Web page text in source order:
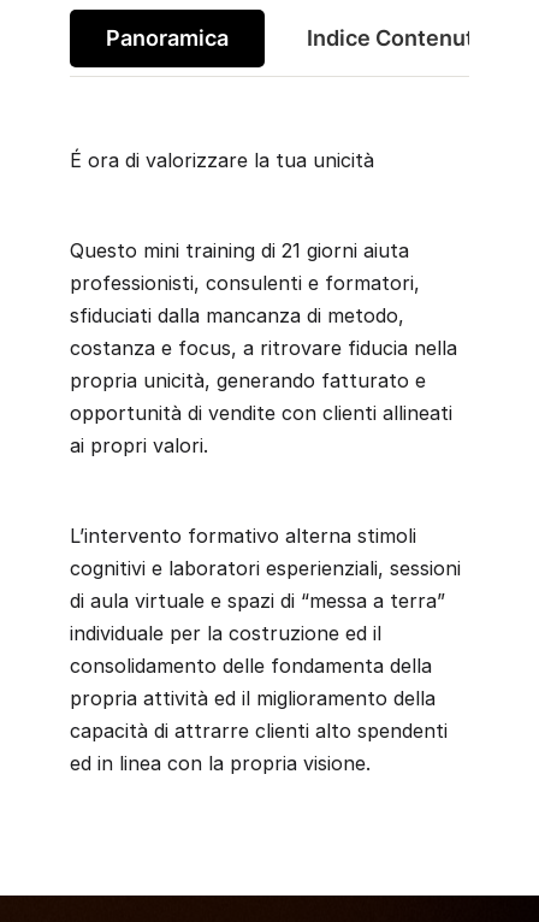
Panoramica Indice Contenuti
É ora di valorizzare la tua unicità
Questo mini training di 21 giorni aiuta
professionisti, consulenti e formatori,
sfiduciati dalla mancanza di metodo,
costanza e focus, a ritrovare fiducia nella
propria unicità, generando fatturato e
opportunità di vendite con clienti allineati
ai propri valori.
L’intervento formativo alterna stimoli
cognitivi e laboratori esperienziali, sessioni
di aula virtuale e spazi di “messa a terra”
individuale per la costruzione ed il
consolidamento delle fondamenta della
propria attività ed il miglioramento della
capacità di attrarre clienti alto spendenti
ed in linea con la propria visione.